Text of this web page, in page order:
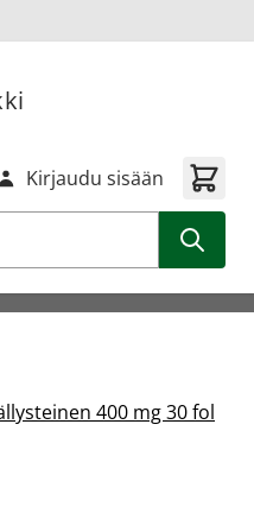
Kirjaudu sisään
400 mg 30 fol